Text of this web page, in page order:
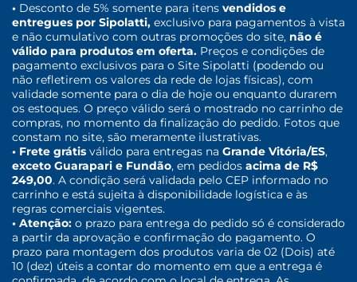
• Desconto de 5% somente para itens vendidos e
entregues por Sipolatti, exclusivo para pagamentos à vista
e não cumulativo com outras promoções do site, não é
válido para produtos em oferta. Preços e condições de
pagamento exclusivos para o Site Sipolatti (podendo ou
não refletirem os valores da rede de lojas físicas), com
validade somente para o dia de hoje ou enquanto durarem
os estoques. O preço válido será o mostrado no carrinho de
compras, no momento da finalização do pedido. Fotos que
constam no site, são meramente ilustrativas.
• Frete grátis válido para entregas na Grande Vitória/ES,
exceto Guarapari e Fundão, em pedidos acima de R$
249,00. A condição será validada pelo CEP informado no
carrinho e está sujeita à disponibilidade logística e às
regras comerciais vigentes.
• Atenção: o prazo para entrega do pedido só é considerado
a partir da aprovação e confirmação do pagamento. O
prazo para montagem dos produtos varia de 02 (Dois) até
10 (dez) úteis a contar do momento em que a entrega é